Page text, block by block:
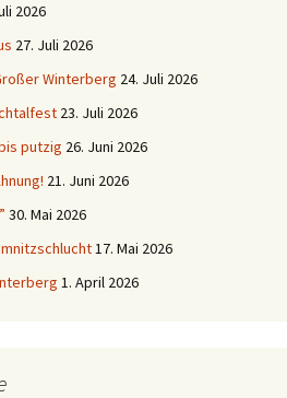
2026
27. Juli 2026
Winterberg 24. Juli 2026
23. Juli 2026
putzig 26. Juni 2026
21. Juni 2026
30. Mai 2026
17. Mai 2026
1. April 2026